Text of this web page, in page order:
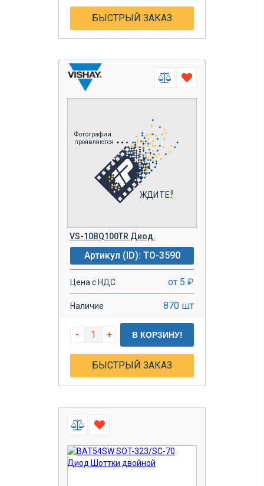
БЫСТРЫЙ ЗАКАЗ
VS-10BQ100TR Диод.
Артикул (ID): TO-3590
Цена с НДС от 5 ₽
Наличие 870 шт
- + В КОРЗИНУ!
БЫСТРЫЙ ЗАКАЗ